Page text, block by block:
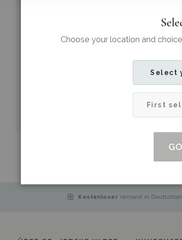
Kostenloser Versand in
Choose your location and
Select
First